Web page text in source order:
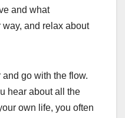
and what
and relax about
go with the flow.
hear about all the
own life, you often